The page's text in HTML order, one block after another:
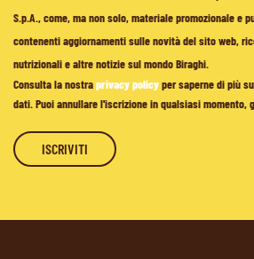
S.p.A., come, ma non solo, materiale promozionale e
contenenti aggiornamenti sulle novità del sito web,
nutrizionali e altre notizie sul mondo Biraghi.
Consulta la nostraprivacy policyper saperne di più
dati. Puoi annullare l'iscrizione in qualsiasi momento,